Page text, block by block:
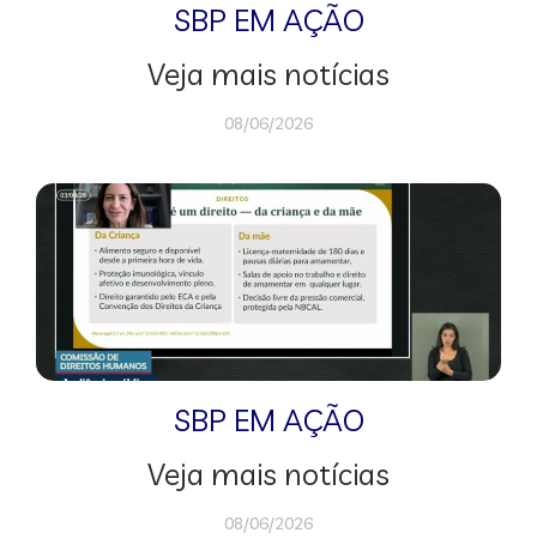
SBP EM AÇÃO
Veja mais notícias
08/06/2026
SBP EM AÇÃO
Veja mais notícias
08/06/2026